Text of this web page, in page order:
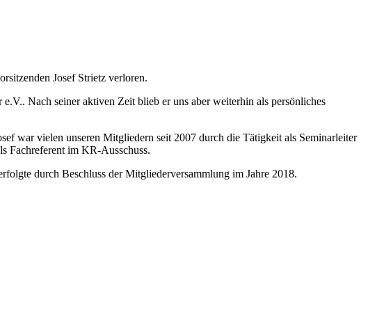
Josef Strietz verloren.
Nach seiner aktiven Zeit blieb er uns aber weiterhin als persönliches
war vielen unseren Mitgliedern seit 2007 durch die Tätigkeit als Seminarleiter
Fachreferent im KR-Ausschuss.
durch Beschluss der Mitgliederversammlung im Jahre 2018.